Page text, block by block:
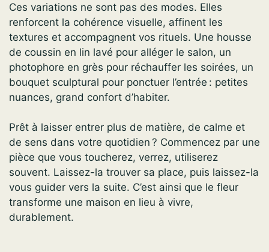
Ces variations ne sont pas des modes. Elles
renforcent la cohérence visuelle, affinent les
textures et accompagnent vos rituels. Une housse
de coussin en lin lavé pour alléger le salon, un
photophore en grès pour réchauffer les soirées, un
bouquet sculptural pour ponctuer l’entrée : petites
nuances, grand confort d’habiter.
Prêt à laisser entrer plus de matière, de calme et
de sens dans votre quotidien ? Commencez par une
pièce que vous toucherez, verrez, utiliserez
souvent. Laissez-la trouver sa place, puis laissez-la
vous guider vers la suite. C’est ainsi que le fleur
transforme une maison en lieu à vivre,
durablement.